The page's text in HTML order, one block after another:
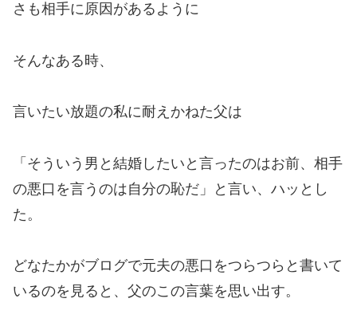
さも相手に原因があるように
そんなある時、
言いたい放題の私に耐えかねた父は
「そういう男と結婚したいと言ったのはお前、相手
の悪口を言うのは自分の恥だ」と言い、ハッとし
た。
どなたかがブログで元夫の悪口をつらつらと書いて
いるのを見ると、父のこの言葉を思い出す。